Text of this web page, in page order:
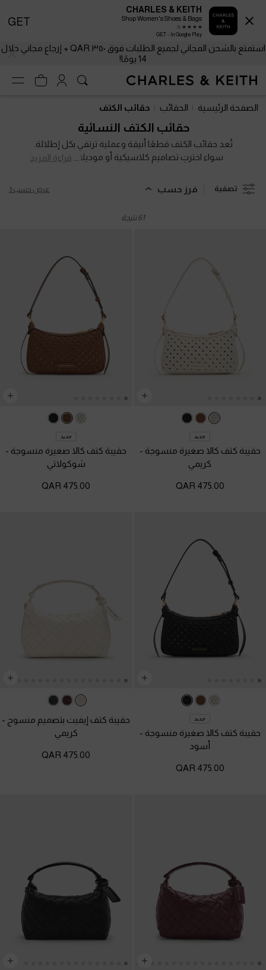
استمتع بالشحن المجاني لجميع الطلبات فوق ٣٥٠ QAR + إرجاع مجاني خلال
14 يومًا!
استمتع بالشحن المجاني لجميع الطلبات فوق ٣٥٠ QAR + إرجاع مجاني خلال
14 يومًا!
الصفحة الرئيسية
الحقائب حقائب الكتف
حقائب الكتف النسائية
تُعد حقائب الكتف قطعًا أنيقة وعملية ترتقي بكل إطلالة.
سواء اخترتِ تصاميم كلاسيكية أو موديلات عصرية
النهارية عبر تنسيق حقيبة كتف سوداء كلاسيكية مع
إدخال لمسة مرحة إلى مظهركِ بحقيبة كتف مزدانة
قراءة المزيد
تصفية فرز حسب عرض حسب 3
61 نتيجة
جديد
حقيبة كتف كالا صغيرة منسوجة -
كريمي
475.00 QAR
جديد
حقيبة كتف كالا صغيرة منسوجة -
شوكولاتي
475.00 QAR
جديد
حقيبة كتف كالا صغيرة منسوجة -
أسود
475.00 QAR
حقيبة كتف إيفيت بتصميم منسوج -
كريمي
475.00 QAR
CHARLES & KEITH
Shop Women's Shoes & Bags
GET - In Google Play
GET